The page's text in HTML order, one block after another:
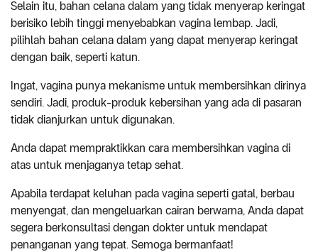
Selain itu, bahan celana dalam yang tidak menyerap keringat
berisiko lebih tinggi menyebabkan vagina lembap. Jadi,
pilihlah bahan celana dalam yang dapat menyerap keringat
dengan baik, seperti katun.
Ingat, vagina punya mekanisme untuk membersihkan dirinya
sendiri. Jadi, produk-produk kebersihan yang ada di pasaran
tidak dianjurkan untuk digunakan.
Anda dapat mempraktikkan cara membersihkan vagina di
atas untuk menjaganya tetap sehat.
Apabila terdapat keluhan pada vagina seperti gatal, berbau
menyengat, dan mengeluarkan cairan berwarna, Anda dapat
segera berkonsultasi dengan dokter untuk mendapat
penanganan yang tepat. Semoga bermanfaat!